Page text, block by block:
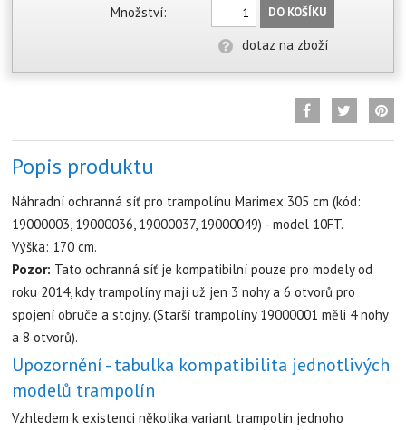
Množství:
DO KOŠÍKU
dotaz na zboží
Popis produktu
Náhradní ochranná síť pro trampolínu Marimex 305 cm (kód:
19000003, 19000036, 19000037, 19000049) - model 10FT.
Výška: 170 cm.
Pozor: Tato ochranná síť je kompatibilní pouze pro modely od
roku 2014, kdy trampolíny mají už jen 3 nohy a 6 otvorů pro
spojení obruče a stojny. (Starší trampolíny 19000001 měli 4 nohy
a 8 otvorů).
Upozornění - tabulka kompatibilita jednotlivých
modelů trampolín
Vzhledem k existenci několika variant trampolín jednoho